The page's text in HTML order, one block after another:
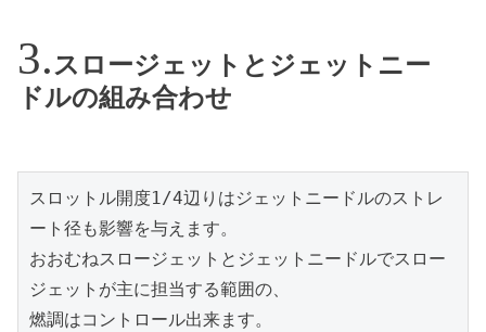
スロージェットとジェットニー
ドルの組み合わせ
スロットル開度1/4辺りはジェットニードルのストレ
ート径も影響を与えます。
おおむねスロージェットとジェットニードルでスロー
ジェットが主に担当する範囲の、
燃調はコントロール出来ます。